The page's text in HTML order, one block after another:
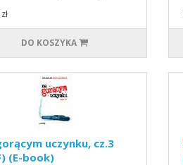
DO KOSZYKA
uczynku, cz.3
(E-book)